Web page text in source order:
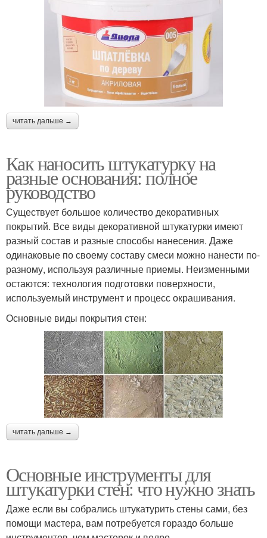
читать дальше →
Как наносить штукатурку на
разные основания: полное
руководство
Существует большое количество декоративных
покрытий. Все виды декоративной штукатурки имеют
разный состав и разные способы нанесения. Даже
одинаковые по своему составу смеси можно нанести по-
разному, используя различные приемы. Неизменными
остаются: технология подготовки поверхности,
используемый инструмент и процесс окрашивания.
Основные виды покрытия стен:
читать дальше →
Основные инструменты для
штукатурки стен: что нужно знать
Даже если вы собрались штукатурить стены сами, без
помощи мастера, вам потребуется гораздо больше